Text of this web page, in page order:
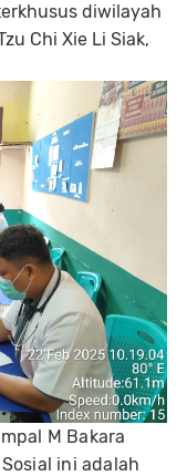
diwilayah
Chi Xie Li Siak,
M Bakara
ini adalah